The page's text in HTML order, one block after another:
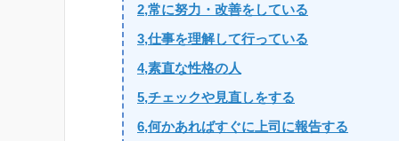
2,常に努力・改善をしている
3,仕事を理解して行っている
4,素直な性格の人
5,チェックや見直しをする
6,何かあればすぐに上司に報告する